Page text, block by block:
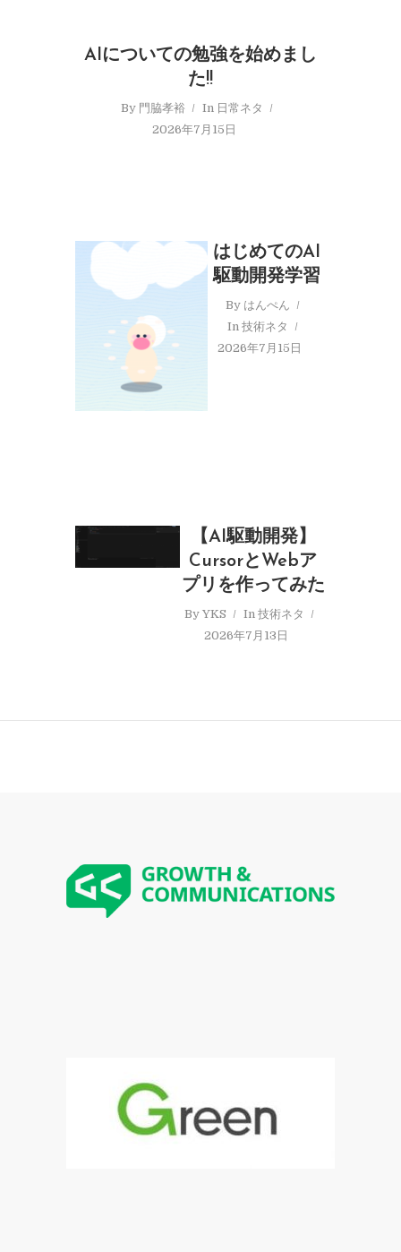
AIについての勉強を始めまし
た!!
By 門脇孝裕 In 日常ネタ
2026年7月15日
はじめてのAI
駆動開発学習
By はんぺん
In技術ネタ
2026年7月15日
【AI駆動開発】
CursorとWebア
プリを作ってみた
ByYKS In技術ネタ
2026年7月13日